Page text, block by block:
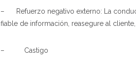
– Refuerzo negativo externo: La
fiable de información, reasegure al
– Castigo